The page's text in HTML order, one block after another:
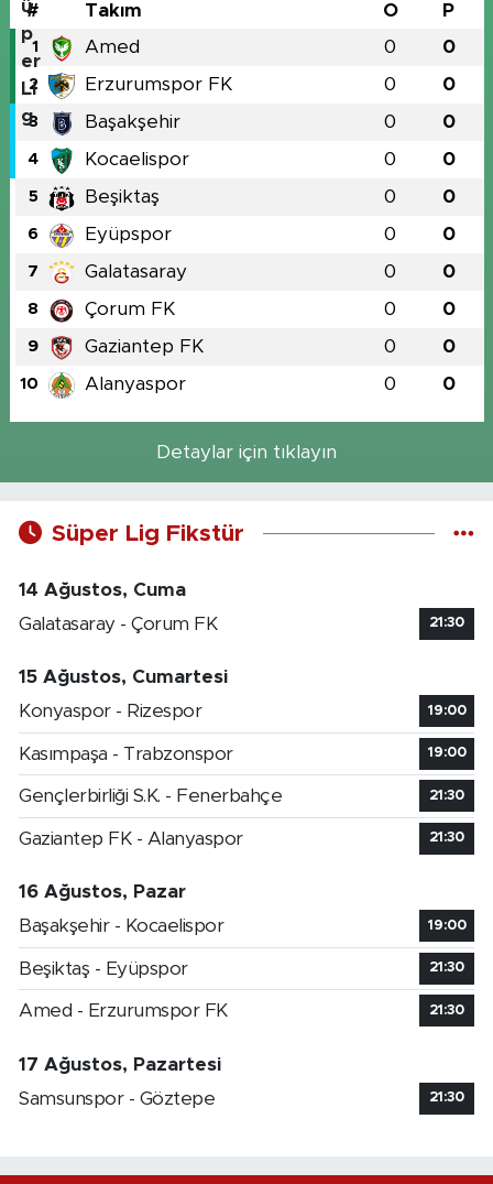
# Takım O P
1 Amed 0 0
2 Erzurumspor FK 0 0
3 Başakşehir 0 0
4 Kocaelispor 0 0
5 Beşiktaş 0 0
6 Eyüpspor 0 0
7 Galatasaray 0 0
8 Çorum FK 0 0
9 Gaziantep FK 0 0
10 Alanyaspor 0 0
Detaylar için tıklayın
Süper Lig Fikstür
14 Ağustos, Cuma
Galatasaray - Çorum FK
21:30
15 Ağustos, Cumartesi
Konyaspor - Rizespor
19:00
Kasımpaşa - Trabzonspor 19:00
Gençlerbirliği S.K. - Fenerbahçe 21:30
Gaziantep FK - Alanyaspor 21:30
16 Ağustos, Pazar
Başakşehir - Kocaelispor
19:00
Beşiktaş - Eyüpspor 21:30
Amed - Erzurumspor FK 21:30
17 Ağustos, Pazartesi
Samsunspor - Göztepe
21:30